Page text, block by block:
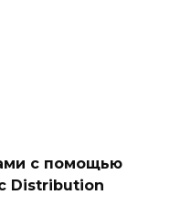
с помощью
Distribution